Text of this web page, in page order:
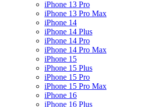
iPhone 13 Pro
iPhone 13 Pro Max
iPhone 14
iPhone 14 Plus
iPhone 14 Pro
iPhone 14 Pro Max
iPhone 15
iPhone 15 Plus
iPhone 15 Pro
iPhone 15 Pro Max
iPhone 16
iPhone 16 Plus